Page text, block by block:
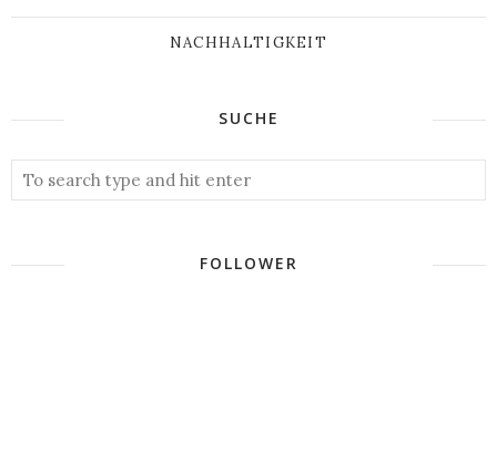
NACHHALTIGKEIT
SUCHE
FOLLOWER